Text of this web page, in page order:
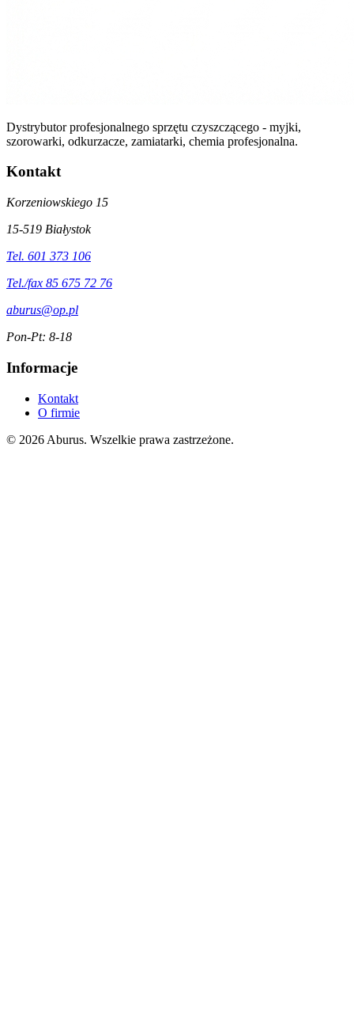
Dystrybutor profesjonalnego sprzętu czyszczącego - myjki,
szorowarki, odkurzacze, zamiatarki, chemia profesjonalna.
Kontakt
Korzeniowskiego 15
15-519 Białystok
Tel. 601 373 106
Tel./fax 85 675 72 76
aburus@op.pl
Pon-Pt: 8-18
Informacje
Kontakt
O firmie
© 2026 Aburus. Wszelkie prawa zastrzeżone.